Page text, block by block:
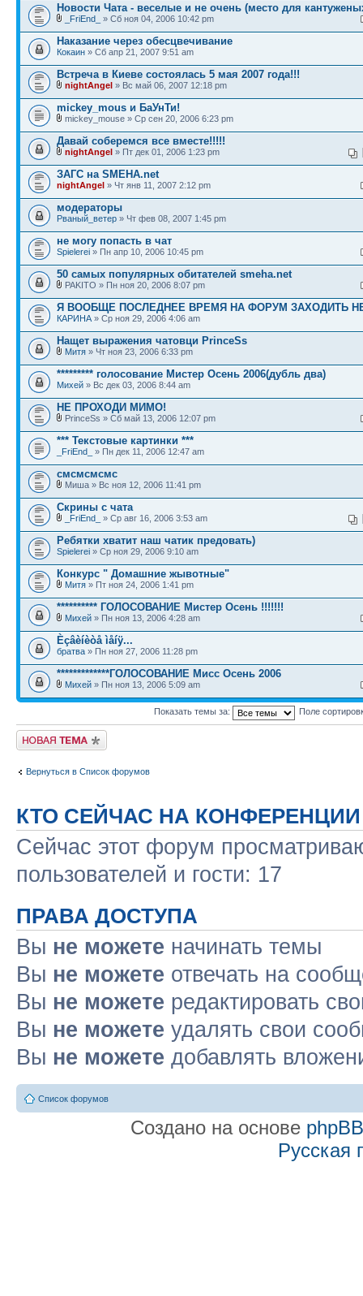
Новости Чата - веселые и не очень (место для
_FriEnd_ » Сб ноя 04, 2006 10:42 pm
Наказание через обесцвечивание
Кокаин » Сб апр 21, 2007 9:51 am
Встреча в Киеве состоялась 5 мая 2007 года!!!
nightAngel » Вс май 06, 2007 12:18 pm
mickey_mous и БаУнТи!
mickey_mouse » Ср сен 20, 2006 6:23 pm
Давай соберемся все вместе!!!!!
nightAngel » Пт дек 01, 2006 1:23 pm
ЗАГС на SMEHA.net
nightAngel » Чт янв 11, 2007 2:12 pm
модераторы
Рваный_ветер » Чт фев 08, 2007 1:45 pm
не могу попасть в чат
Spielerei » Пн апр 10, 2006 10:45 pm
50 самых популярных обитателей smeha.net
PAKITO » Пн ноя 20, 2006 8:07 pm
Я ВООБЩЕ ПОСЛЕДНЕЕ ВРЕМЯ НА ФОРУМ ЗАХОДИТЬ
КАРИНА » Ср ноя 29, 2006 4:06 am
Нащет выражения чатовци PrinceSs
Митя » Чт ноя 23, 2006 6:33 pm
********* голосование Мистер Осень 2006(дубль два)
Михей » Вс дек 03, 2006 8:44 am
НЕ ПРОХОДИ МИМО!
PrinceSs » Сб май 13, 2006 12:07 pm
*** Текстовые картинки ***
_FriEnd_ » Пн дек 11, 2006 12:47 am
смсмсмсмс
Миша » Вс ноя 12, 2006 11:41 pm
Скрины с чата
_FriEnd_ » Ср авг 16, 2006 3:53 am
Ребятки хватит наш чатик предовать)
Spielerei » Ср ноя 29, 2006 9:10 am
Конкурс " Домашние жывотные"
Митя » Пт ноя 24, 2006 1:41 pm
********** ГОЛОСОВАНИЕ Мистер Осень !!!!!!!
Михей » Пн ноя 13, 2006 4:28 am
Èçâèíèòå ìåíÿ...
братва » Пн ноя 27, 2006 11:28 pm
*************ГОЛОСОВАНИЕ Мисс Осень 2006
Михей » Пн ноя 13, 2006 5:09 am
Показать темы за: Поле
Новая тема
Вернуться в Список форумов
КТО СЕЙЧАС НА КОНФЕРЕНЦИИ
Сейчас этот форум
пользователей и гости: 17
ПРАВА ДОСТУПА
Вы не можете начинать темы
Вы не можете отвечать на
Вы не можете редактировать
Вы не можете удалять свои
Вы не можете добавлять
Список форумов
Создано на основе phpBB
Русская